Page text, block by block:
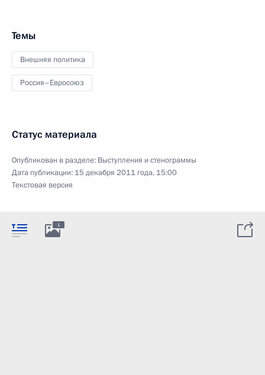
Темы
Внешняя политика
Россия–Евросоюз
Статус материала
Опубликован в разделе: Выступления и стенограммы
Дата публикации: 15 декабря 2011 года, 15:00
Текстовая версия
1